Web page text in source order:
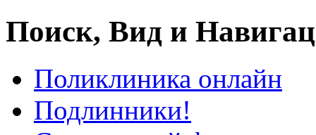
Поиск, Вид и
Поликлиника онлайн
Подлинники!